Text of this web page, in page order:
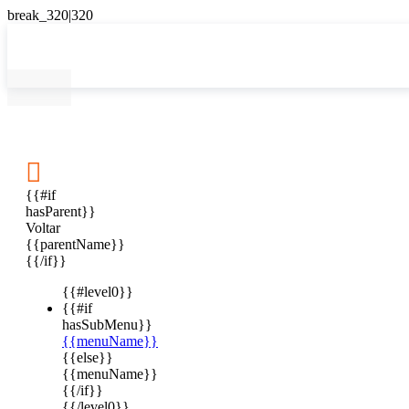

{{#if
hasParent}}
Voltar
{{parentName}}
{{/if}}
{{#level0}}
{{#if
hasSubMenu}}
{{menuName}}
{{else}}
{{menuName}}
{{/if}}